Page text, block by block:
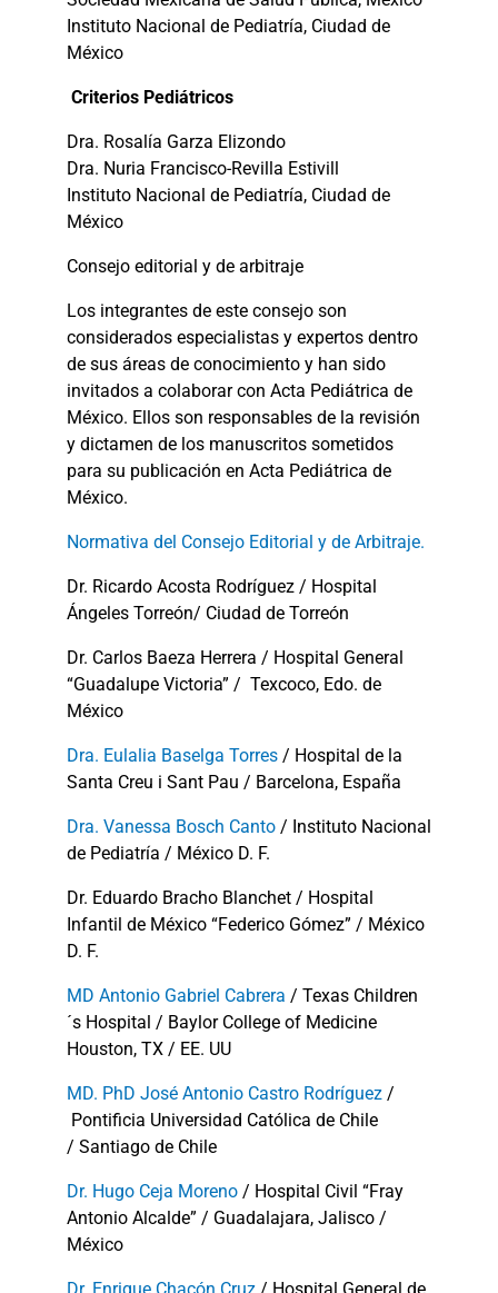
Instituto Nacional de Pediatría, Ciudad de
México
Criterios Pediátricos
Dra. Rosalía Garza Elizondo
Dra. Nuria Francisco-Revilla Estivill
Instituto Nacional de Pediatría, Ciudad de
México
Consejo editorial y de arbitraje
Los integrantes de este consejo son
considerados especialistas y expertos dentro
de sus áreas de conocimiento y han sido
invitados a colaborar con Acta Pediátrica de
México. Ellos son responsables de la revisión
y dictamen de los manuscritos sometidos
para su publicación en Acta Pediátrica de
México.
Normativa del Consejo Editorial y de Arbitraje.
Dr. Ricardo Acosta Rodríguez / Hospital
Ángeles Torreón/ Ciudad de Torreón
Dr. Carlos Baeza Herrera / Hospital General
“Guadalupe Victoria” / Texcoco, Edo. de
México
Dra. Eulalia Baselga Torres / Hospital de la
Santa Creu i Sant Pau / Barcelona, España
Dra. Vanessa Bosch Canto / Instituto Nacional
de Pediatría / México D. F.
Dr. Eduardo Bracho Blanchet / Hospital
Infantil de México “Federico Gómez” / México
D. F.
MD Antonio Gabriel Cabrera / Texas Children
´s Hospital / Baylor College of Medicine
Houston, TX / EE. UU
MD. PhD José Antonio Castro Rodríguez /
Pontificia Universidad Católica de Chile
/ Santiago de Chile
Dr. Hugo Ceja Moreno / Hospital Civil “Fray
Antonio Alcalde” / Guadalajara, Jalisco /
México